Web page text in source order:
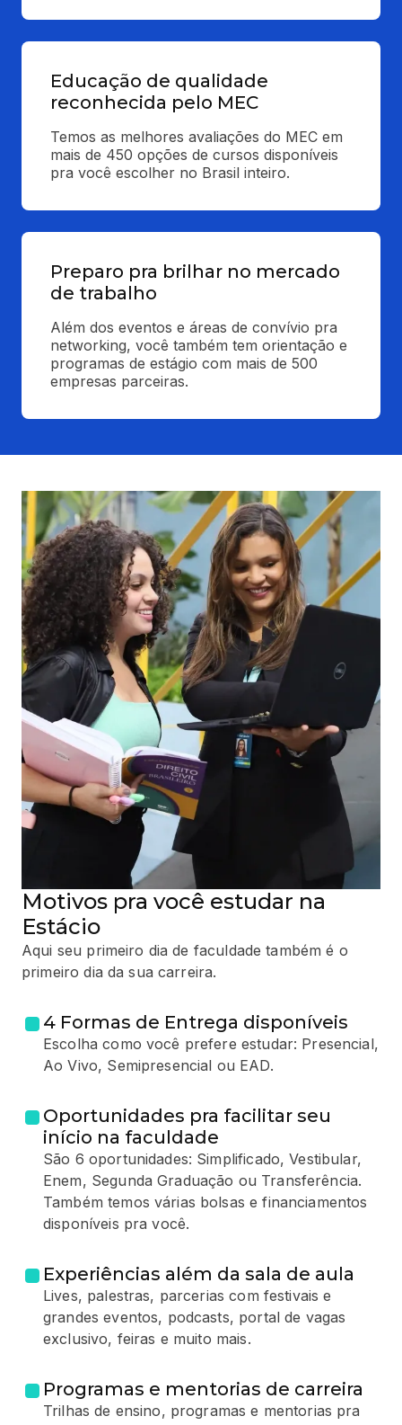
Educação de qualidade
reconhecida pelo MEC
Temos as melhores avaliações do MEC em
mais de 450 opções de cursos disponíveis
pra você escolher no Brasil inteiro.
Preparo pra brilhar no mercado
de trabalho
Além dos eventos e áreas de convívio pra
networking, você também tem orientação e
programas de estágio com mais de 500
empresas parceiras.
Motivos pra você estudar na
Estácio
Aqui seu primeiro dia de faculdade também é o
primeiro dia da sua carreira.
4 Formas de Entrega disponíveis
Escolha como você prefere estudar: Presencial,
Ao Vivo, Semipresencial ou EAD.
Oportunidades pra facilitar seu
início na faculdade
São 6 oportunidades: Simplificado, Vestibular,
Enem, Segunda Graduação ou Transferência.
Também temos várias bolsas e financiamentos
disponíveis pra você.
Experiências além da sala de aula
Lives, palestras, parcerias com festivais e
grandes eventos, podcasts, portal de vagas
exclusivo, feiras e muito mais.
Programas e mentorias de carreira
Trilhas de ensino, programas e mentorias pra